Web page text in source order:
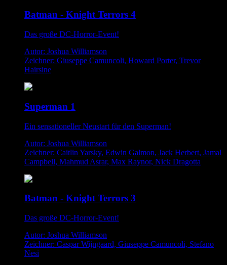
Batman - Knight Terrors 4
Das große DC-Horror-Event!
Autor: Joshua Williamson
Zeichner: Giuseppe Camuncoli, Howard Porter, Trevor
Hairsine
Superman 1
Ein sensationeller Neustart für den Superman!
Autor: Joshua Williamson
Zeichner: Caitlin Yarsky, Edwin Galmon, Jack Herbert, Jamal
Campbell, Mahmud Asrar, Max Raynor, Nick Dragotta
Batman - Knight Terrors 3
Das große DC-Horror-Event!
Autor: Joshua Williamson
Zeichner: Caspar Wijngaard, Giuseppe Camuncoli, Stefano
Nesi